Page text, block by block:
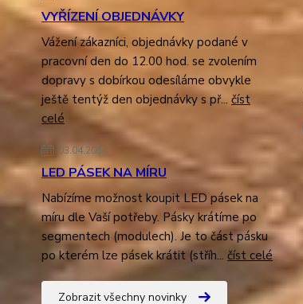
VYŘÍZENÍ OBJEDNÁVKY
Vážení zákazníci, objednávky podané v
pracovní den do 12.00 hod. se zvolením
dopravy s dobírkou odesíláme obvykle
ještě tentýž den objednávky s př... číst
celé
03.04.2014
LED PÁSEK NA MÍRU
Nabízíme možnost koupit LED pásek na
míru dle Vaší potřeby. Pásky krátíme po
segmentech (modulech). Je to část pásku
po kterém lze pásek krátit (stříh... číst celé
Zobrazit všechny novinky